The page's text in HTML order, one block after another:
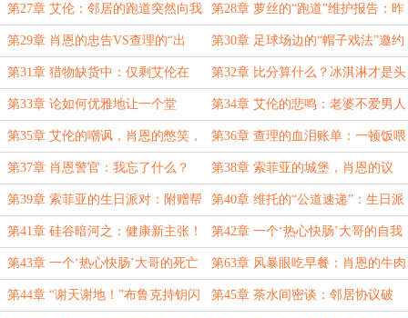
大孝”的解决方案
第27章 艾伦：邻居的跑道突然向我
表弟开放！
第28章 萝丝的“跑道”维护报告：昨
夜损耗评估与晨间保养暂停
第29章 肖恩的忠告VS查理的“出
价”：论如何优雅地鸽掉小侄子
第30章 足球场边的“帽子戏法”邀约
第31章 猎物缺货中：仅剩艾伦在
售！
第32章 比分算什么？冰淇淋才是头
等大事！
第33章 论如何优雅地让一个堂
口“消失”：找二手车商就对了！
第34章 艾伦的悲鸣：老婆不爱男人
了！肖恩的担忧：别撞水泥地！
第35章 艾伦的嘲讽，肖恩的憋笑，
杰克的吃货脑，查理的懵圈：完美闭
环！
第36章 查理的血泪账单：一顿饭喂
饱三个“黑洞”
第37章 肖恩警官：我忘了什么？
哦，只是我外甥女的生日而已！
第38章 索菲亚的城堡，肖恩的议
室：一个生日派对的双重奏
第39章 索菲亚的生日派对：附赠帮
派清理与司法复仇服务
第40章 维托的“公道速递”：生日派
对特快专线，肖恩亲情价——只要友
谊
第41章 硅谷暗河之：健康新主张！ 第42章 一个‘热心快肠’大哥的自我
修养
第43章 一个‘热心快肠’大哥的死亡
指南
第63章 风暴眼吃早餐：肖恩的牛肉
饼与三藩市的腥风血雨
第44章 “谢天谢地！”布鲁克持钥闪 第45章 茶水间密谈：邻居协议破